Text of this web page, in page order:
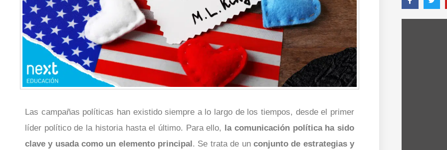
Las campañas políticas han existido siempre a lo largo de los tiempos, desde el primer
líder político de la historia hasta el último. Para ello, la comunicación política ha sido
clave y usada como un elemento principal. Se trata de un conjunto de estrategias y